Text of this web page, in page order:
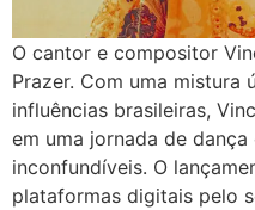
O cantor e compositor
Prazer. Com uma
influências brasileiras,
em uma jornada de dança
inconfundíveis. O
plataformas digitais pelo